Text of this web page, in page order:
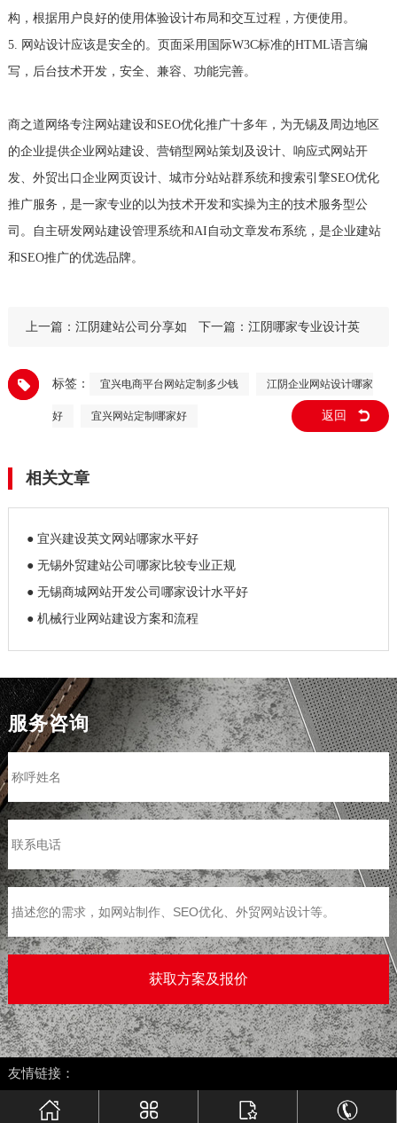
构，根据用户良好的使用体验设计布局和交互过程，方便使用。
5. 网站设计应该是安全的。页面采用国际W3C标准的HTML语言编
写，后台技术开发，安全、兼容、功能完善。
商之道网络专注网站建设和SEO优化推广十多年，为无锡及周边地区
的企业提供企业网站建设、营销型网站策划及设计、响应式网站开
发、外贸出口企业网页设计、城市分站站群系统和搜索引擎SEO优化
推广服务，是一家专业的以为技术开发和实操为主的技术服务型公
司。自主研发网站建设管理系统和AI自动文章发布系统，是企业建站
和SEO推广的优选品牌。
上一篇： 江阴建站公司分享如
何网站的访客和用户
下一篇： 江阴哪家专业设计英
标签：
宜兴电商平台网站定制多少钱 江阴企业网站设计哪家
好 宜兴网站定制哪家好 返回
相关文章
● 宜兴建设英文网站哪家水平好
● 无锡外贸建站公司哪家比较专业正规
● 无锡商城网站开发公司哪家设计水平好
● 机械行业网站建设方案和流程
服务咨询
>
友情链接：